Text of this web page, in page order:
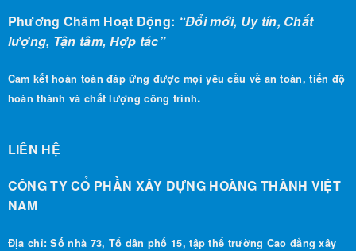
Phương Châm Hoạt Động: “Đổi mới, Uy tín, Chất
lượng, Tận tâm, Hợp tác”
Cam kết hoàn toàn đáp ứng được mọi yêu cầu về an toàn, tiến độ
hoàn thành và chất lượng công trình.
LIÊN HỆ
CÔNG TY CỔ PHẦN XÂY DỰNG HOÀNG THÀNH VIỆT
NAM
Địa chỉ: Số nhà 73, Tổ dân phố 15, tập thể trường Cao đẳng xây